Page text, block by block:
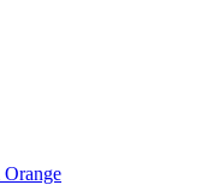
Orange